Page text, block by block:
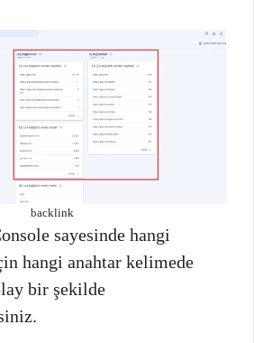
backlink
sayesinde hangi
hangi anahtar kelimede
bir şekilde